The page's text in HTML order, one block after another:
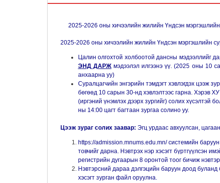
2025-2026 оны хичээлийн жилийн Үндсэн
2025-2026 оны хичээлийн жилийн Үндсэн мэргэшлийн
Цалин олгохтой холбоотой дансны мэдээллийг
ЭНД ДАРЖмэдээлэл илгээнэ үү. (2025 оны 10
анхаарна уу)
Суралцагчийн энгэрийн тэмдэгт хэвлэгдэх цээж
бөгөөд 10 сарын 30-нд хэвлэлтээс гарна. Хэрэв
(иргэний үнэмлэх дээрх зургийг) солих хүсэлтэй
ны 14:00 цагт багтаан зургаа солино уу.
Цээж зураг солих заавар: Эгц урдаас авхуулсан,
https://admission.mnums.edu.mn/ системийн
товчийг дарна. Нэвтрэх нэр хэсэгт бүртгүүлсэн
регистрийн дугаарын 8 оронтой тоог бичиж
Нэвтэрсний дараа дэлгэцийн баруун доод
хэсэгт зурган файл оруулна.